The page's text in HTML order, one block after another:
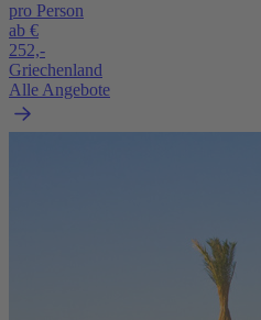
pro Person
ab €
252,-
Griechenland
Alle Angebote